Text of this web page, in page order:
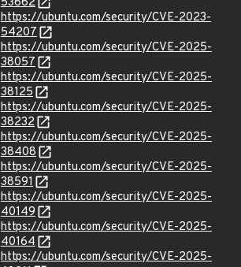
https://ubuntu.com/security/CVE-2023-
54207
https://ubuntu.com/security/CVE-2025-
38057
https://ubuntu.com/security/CVE-2025-
38125
https://ubuntu.com/security/CVE-2025-
38232
https://ubuntu.com/security/CVE-2025-
38408
https://ubuntu.com/security/CVE-2025-
38591
https://ubuntu.com/security/CVE-2025-
40149
https://ubuntu.com/security/CVE-2025-
40164
https://ubuntu.com/security/CVE-2025-